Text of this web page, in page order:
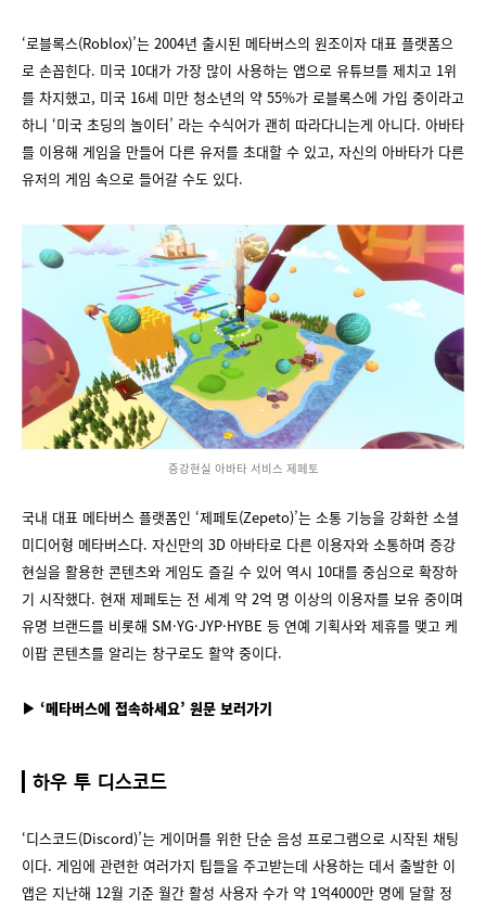
‘로블록스(Roblox)’는 2004년 출시된 메타버스의 원조이자 대표 플랫폼으
로 손꼽힌다. 미국 10대가 가장 많이 사용하는 앱으로 유튜브를 제치고 1위
를 차지했고, 미국 16세 미만 청소년의 약 55%가 로블록스에 가입 중이라고
하니 ‘미국 초딩의 놀이터’ 라는 수식어가 괜히 따라다니는게 아니다. 아바타
를 이용해 게임을 만들어 다른 유저를 초대할 수 있고, 자신의 아바타가 다른
유저의 게임 속으로 들어갈 수도 있다.
증강현실 아바타 서비스 제페토
국내 대표 메타버스 플랫폼인 ‘제페토(Zepeto)’는 소통 기능을 강화한 소셜
미디어형 메타버스다. 자신만의 3D 아바타로 다른 이용자와 소통하며 증강
현실을 활용한 콘텐츠와 게임도 즐길 수 있어 역시 10대를 중심으로 확장하
기 시작했다. 현재 제페토는 전 세계 약 2억 명 이상의 이용자를 보유 중이며
유명 브랜드를 비롯해 SM·YG·JYP·HYBE 등 연예 기획사와 제휴를 맺고 케
이팝 콘텐츠를 알리는 창구로도 활약 중이다.
▶ ‘메타버스에 접속하세요’ 원문 보러가기
하우 투 디스코드
‘디스코드(Discord)’는 게이머를 위한 단순 음성 프로그램으로 시작된 채팅
이다. 게임에 관련한 여러가지 팁들을 주고받는데 사용하는 데서 출발한 이
앱은 지난해 12월 기준 월간 활성 사용자 수가 약 1억4000만 명에 달할 정